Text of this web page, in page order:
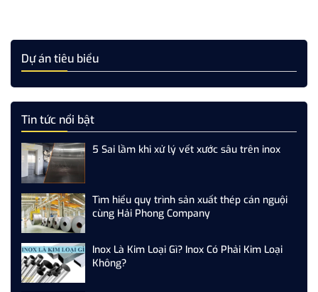
Dự án tiêu biểu
Tin tức nổi bật
5 Sai lầm khi xử lý vết xước sâu trên inox
Tìm hiểu quy trình sản xuất thép cán nguội
cùng Hải Phong Company
Inox Là Kim Loại Gì? Inox Có Phải Kim Loại
Không?